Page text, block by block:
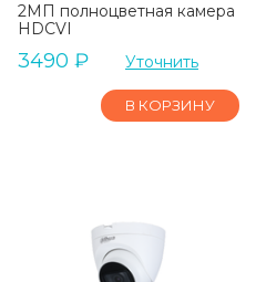
2МП полноцветная камера
HDCVI
3490 ₽ Уточнить
В КОРЗИНУ